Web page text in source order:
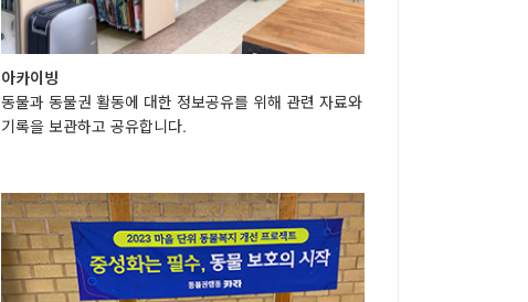
아카이빙
동물과 동물권 활동에 대한 정보공유를 위해 관련 자료와
기록을 보관하고 공유합니다.